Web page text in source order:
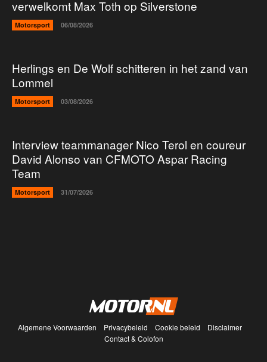
verwelkomt Max Toth op Silverstone
Motorsport 06/08/2026
Herlings en De Wolf schitteren in het zand van
Lommel
Motorsport 03/08/2026
Interview teammanager Nico Terol en coureur
David Alonso van CFMOTO Aspar Racing
Team
Motorsport 31/07/2026
Algemene Voorwaarden Privacybeleid Cookie beleid
Disclaimer
Contact & Colofon